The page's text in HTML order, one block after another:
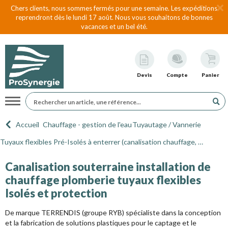
Chers clients, nous sommes fermés pour une semaine. Les expéditions
reprendront dès le lundi 17 août. Nous vous souhaitons de bonnes
vacances et un bel été.
Devis Compte Panier
Navigation
Accueil Chauffage - gestion de l'eauTuyautage / Vannerie
Tuyaux flexibles Pré-Isolés à enterrer (canalisation chauffage, eau chaude ou froide)
Canalisation souterraine installation de
chauffage plomberie tuyaux flexibles
Isolés et protection
De marque TERRENDIS (groupe RYB) spécialiste dans la conception
et la fabrication de solutions plastiques pour le captage et le